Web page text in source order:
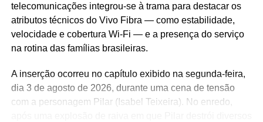
Urban convida Gustavo Borges e aborda longevidade
em nova coleção
A Urban, marca pertencente ao grupo Aramis Inc., lançou
telecomunicações integrou-se à trama para destacar os
atributos técnicos do Vivo Fibra — como estabilidade,
velocidade e cobertura Wi-Fi — e a presença do serviço
na rotina das famílias brasileiras.
A inserção ocorreu no capítulo exibido na segunda-feira,
dia 3 de agosto de 2026, durante uma cena de tensão
com a personagem Pilar (Isabel Teixeira). No enredo,